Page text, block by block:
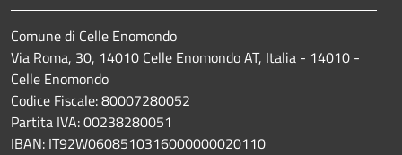
Comune di Celle Enomondo
Via Roma, 30, 14010 Celle Enomondo AT, Italia - 14010 -
Celle Enomondo
Codice Fiscale: 80007280052
Partita IVA: 00238280051
IBAN: IT92W0608510316000000020110